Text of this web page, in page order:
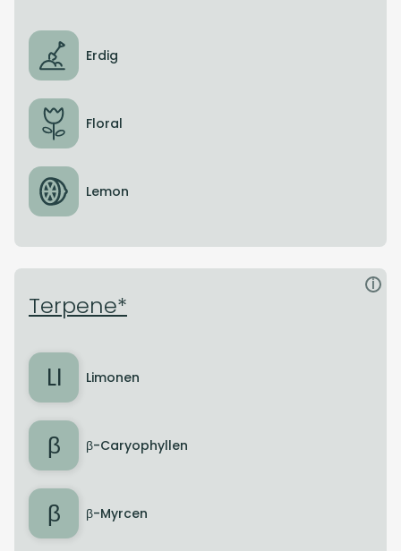
Erdig
Floral
Lemon
Terpene*
i
LI Limonen
β β-Caryophyllen
β β-Myrcen